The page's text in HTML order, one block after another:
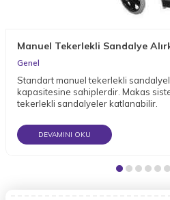
Manuel Tekerlekli Sandalye
Genel
Standart manuel tekerlekli
kapasitesine sahiplerdir. Makas
tekerlekli sandalyeler katlanabilir.
DEVAMINI OKU